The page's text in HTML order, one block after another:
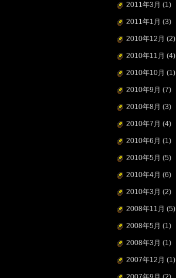
2011年3月 (1)
2011年1月 (3)
2010年12月 (2)
2010年11月 (4)
2010年10月 (1)
2010年9月 (7)
2010年8月 (3)
2010年7月 (4)
2010年6月 (1)
2010年5月 (5)
2010年4月 (6)
2010年3月 (2)
2008年11月 (5)
2008年5月 (1)
2008年3月 (1)
2007年12月 (1)